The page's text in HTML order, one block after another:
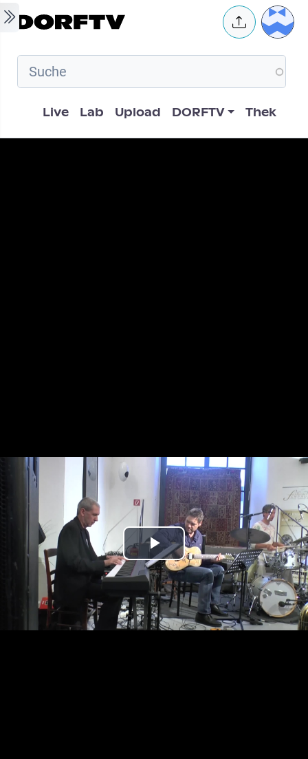
Skip to main content User
Hauptnavigation
Live Lab Upload DORFTV Thek
Play
Video